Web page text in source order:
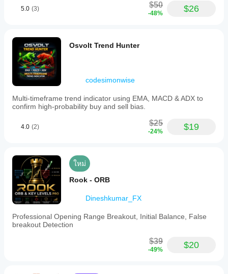
5.0 (3) $50
-48% $26
Osvolt Trend Hunter
codesimonwise
Multi-timeframe trend indicator using EMA, MACD & ADX to
confirm high-probability buy and sell bias.
4.0 (2) $25
-24% $19
ใหม่
Rook - ORB
Dineshkumar_FX
Professional Opening Range Breakout, Initial Balance, False
breakout Detection
$39
-49% $20